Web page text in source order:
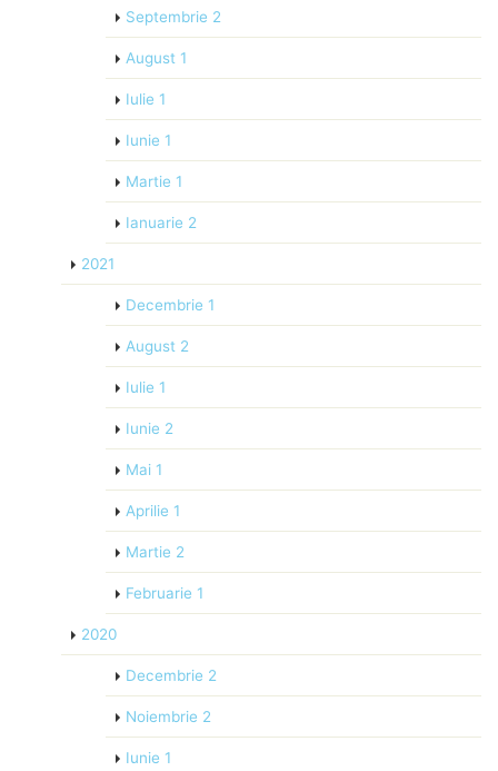
Septembrie 2
August 1
Iulie 1
Iunie 1
Martie 1
Ianuarie 2
2021
Decembrie 1
August 2
Iulie 1
Iunie 2
Mai 1
Aprilie 1
Martie 2
Februarie 1
2020
Decembrie 2
Noiembrie 2
Iunie 1